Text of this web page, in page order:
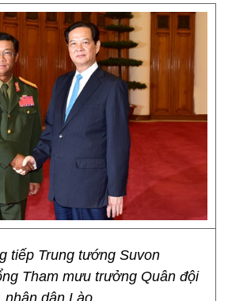
tiếp Trung tướng Suvon
Tham mưu trưởng Quân đội
nhân dân Lào.